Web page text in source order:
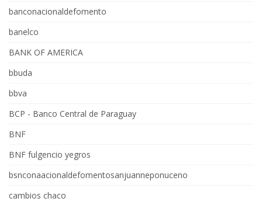
banconacionaldefomento
banelco
BANK OF AMERICA
bbuda
bbva
BCP - Banco Central de Paraguay
BNF
BNF fulgencio yegros
bsnconaacionaldefomentosanjuanneponuceno
cambios chaco